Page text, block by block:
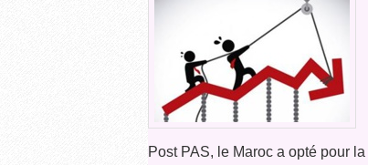
Post PAS, le Maroc a opté pour